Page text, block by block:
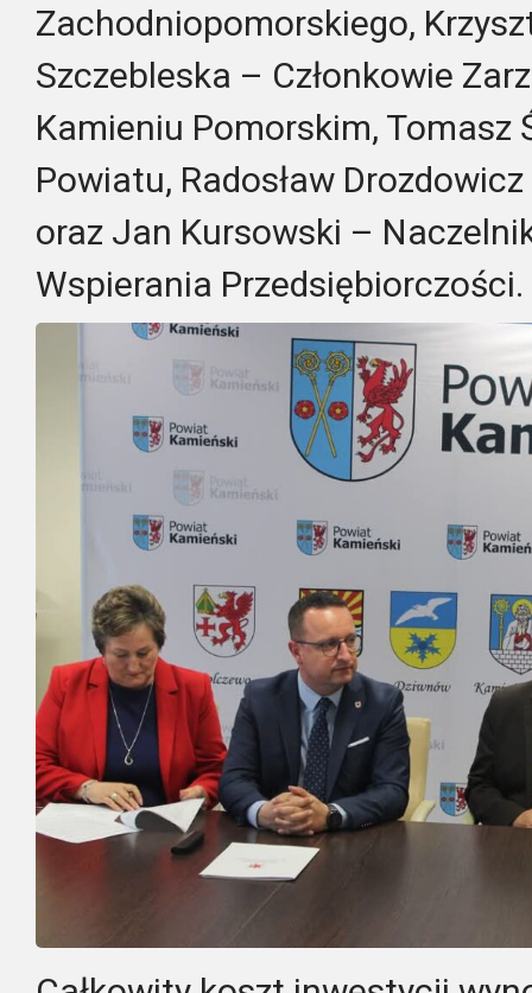
Zachodniopomorskiego,
Szczebleska – Członkowie
Kamieniu Pomorskim, Tomasz
Powiatu, Radosław
oraz Jan Kursowski –
Wspierania Przedsiębiorczości.